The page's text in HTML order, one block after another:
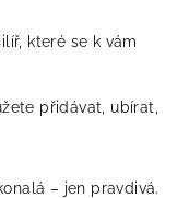
které se k vám
přidávat, ubírat,
– jen pravdivá.